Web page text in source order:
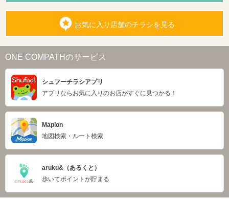
お気に入り店舗のチラシを見る
ONE COMPATHのサービス
シュフーチラシアプリ
アプリならお気に入りのお店がすぐに見つかる！
Mapion
地図検索・ルート検索
aruku&（あるくと）
歩いてポイントが貯まる